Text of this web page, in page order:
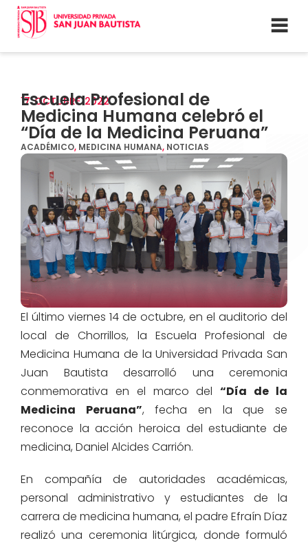
17 OCTUBRE 2022
Escuela Profesional de
Medicina Humana celebró el
“Día de la Medicina Peruana”
ACADÉMICO, MEDICINA HUMANA, NOTICIAS
El último viernes 14 de octubre, en el auditorio del
local de Chorrillos, la Escuela Profesional de
Medicina Humana de la Universidad Privada San
Juan Bautista desarrolló una ceremonia
conmemorativa en el marco del“Día de la
Medicina Peruana”, fecha en la que se
reconoce la acción heroica del estudiante de
medicina, Daniel Alcides Carrión.
En compañía de autoridades académicas,
personal administrativo y estudiantes de la
carrera de medicina humana, el padre Efraín Díaz
realizó una ceremonia litúrgica, donde formuló